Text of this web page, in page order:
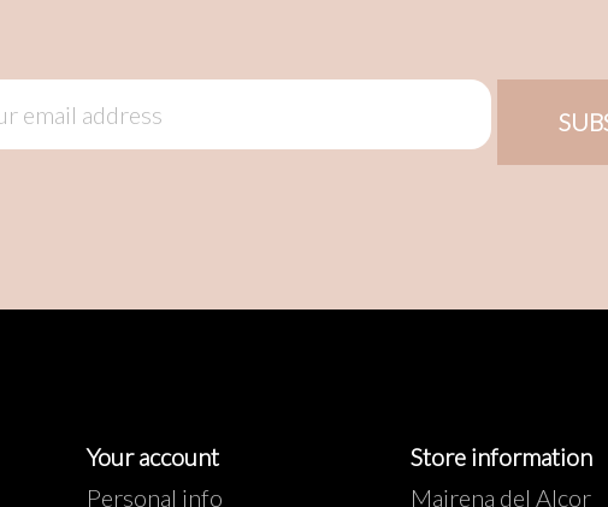
Your account
Personal info
Store information
Mairena del Alcor